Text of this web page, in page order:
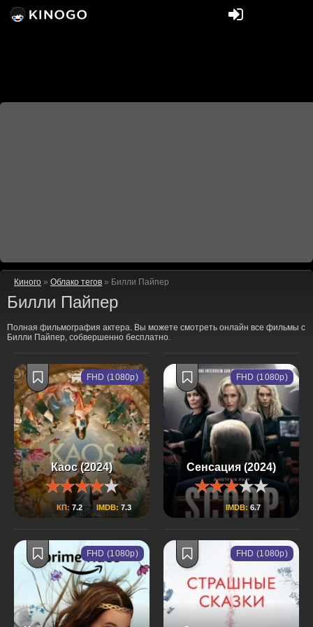
Киного » Облако тегов » Билли Пайпер
Билли Пайпер
Полная фильмография актера. Вы можете смотреть онлайн все фильмы с
Билли Пайпер, собвершенно бесплатно.
Каос (2024)
КП: 7.2 IMDB: 7.3
FHD (1080p)
Сенсация (2024)
IMDB: 6.7
FHD (1080p)
FHD (1080p) FHD (1080p)